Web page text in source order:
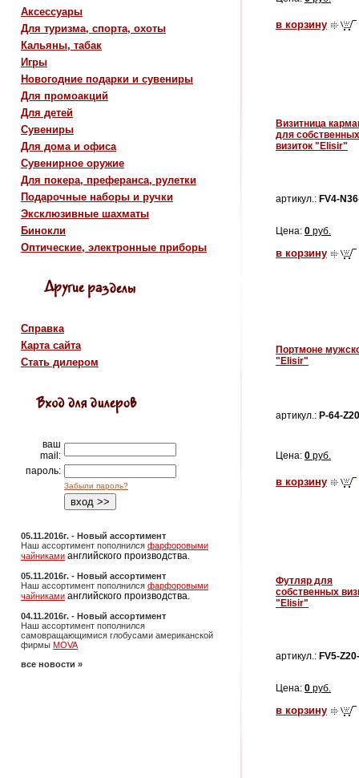
Аксессуары
Для туризма, спорта, охоты
Кальяны, табак
Игры
Новогодние подарки и сувениры
Для промоакций
Для детей
Сувениры
Для дома и офиса
Сувенирное оружие
Для покера, преферанса, рулетки
Подарочные наборы и ручки
Эксклюзивные шахматы
Бинокли
Оптические, электронные приборы
Справка
Карта сайта
Стать дилером
ваш
mail:
пароль:
Забыли пароль?
05.11.2016г. - Новый ассортимент
Наш ассортимент пополнился фарфоровыми
чайниками английского производства.
05.11.2016г. - Новый ассортимент
Наш ассортимент пополнился фарфоровыми
чайниками английского производства.
04.11.2016г. - Новый ассортимент
Наш ассортимент пополнился
самовращающимися глобусами американской
фирмы MOVA
все новости »
в корзину
Визитница
для собственных
визиток "Elisir"
артикул.: FV4-
Цена: 0 руб.
в корзину
Портмоне
"Elisir"
артикул.: P-64-
Цена: 0 руб.
в корзину
Футляр для
собственных
"Elisir"
артикул.: FV5-
Цена: 0 руб.
в корзину